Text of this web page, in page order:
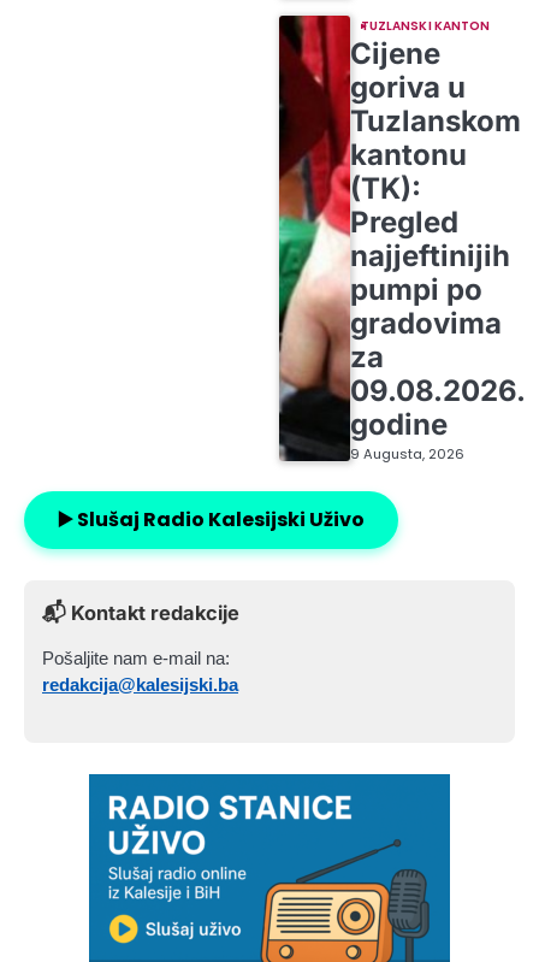
TUZLANSKI KANTON
Cijene
goriva u
Tuzlanskom
kantonu
(TK):
Pregled
najjeftinijih
pumpi po
gradovima
za
09.08.2026.
godine
9 Augusta, 2026
▶️ Slušaj Radio Kalesijski Uživo
📬 Kontakt redakcije
Pošaljite nam e-mail na:
redakcija@kalesijski.ba